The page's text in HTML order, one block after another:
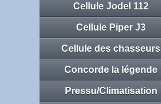
Cellule Jodel 112
Cellule Piper J3
Cellule des chasseurs
Concorde la légende
Pressu/Climatisation